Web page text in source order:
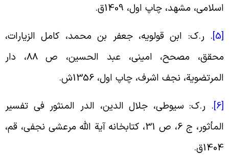
مشهد، چاپ اول، 1409ق
.
. ر.ک: ابن قولویه، جعفر بن محمد، کامل الزیارات،
محقق، مصحح، امینی، عبد الحسین، ص 88، دار
نجف اشرف، چاپ اول، 1356ش
.
.ر.ک: سیوطی، جلال الدین، الدر المنثور فی تفسیر
المأثور، ج 6، ص 31، کتابخانه آیة الله مرعشی نجفی، قم،
.